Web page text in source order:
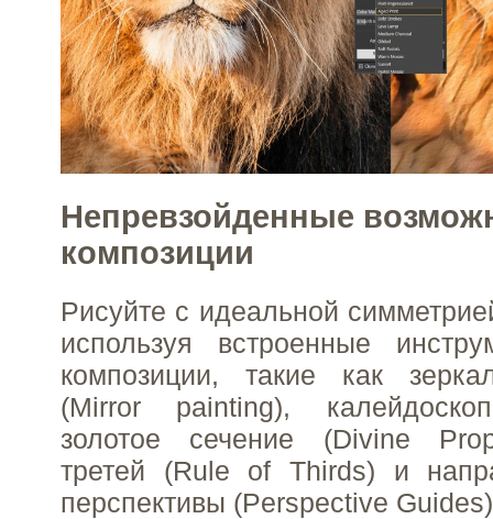
Непревзойденные
композиции
Рисуйте с идеальной
используя встроенные
композиции, такие как
(Mirror painting),
золотое сечение (Divine
третей (Rule of Thirds) и
перспективы (Perspective